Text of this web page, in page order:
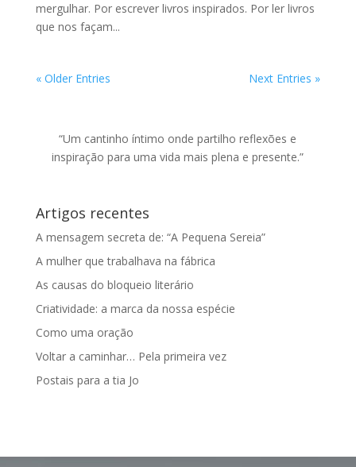
mergulhar. Por escrever livros inspirados. Por ler livros
que nos façam...
« Older Entries Next Entries »
“Um cantinho íntimo onde partilho reflexões e
inspiração para uma vida mais plena e presente.”
Artigos recentes
A mensagem secreta de: “A Pequena Sereia”
A mulher que trabalhava na fábrica
As causas do bloqueio literário
Criatividade: a marca da nossa espécie
Como uma oração
Voltar a caminhar… Pela primeira vez
Postais para a tia Jo